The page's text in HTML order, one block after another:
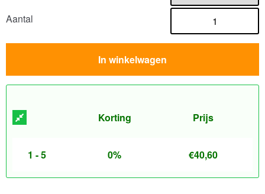
Aantal
In winkelwagen
Korting Prijs
1 - 5 0% €40,60